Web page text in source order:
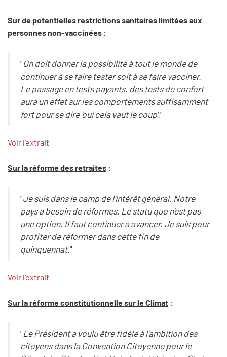
Sur de potentielles restrictions sanitaires limitées aux
personnes non-vaccinées :
"On doit donner la possibilité à tout le monde de
continuer à se faire tester soit à se faire vacciner.
Le passage en tests payants, des tests de confort
aura un effet sur les comportements suffisamment
fort pour se dire 'oui cela vaut le coup'."
Voir l'extrait
Sur la réforme des retraites :
"Je suis dans le camp de l'intérêt général. Notre
pays a besoin de réformes. Le statu quo n'est pas
une option. Il faut continuer à avancer. Je suis pour
profiter de réformer dans cette fin de
quinquennat."
Voir l'extrait
Sur la réforme constitutionnelle sur le Climat :
"Le Président a voulu être fidèle à l'ambition des
citoyens dans la Convention Citoyenne pour le